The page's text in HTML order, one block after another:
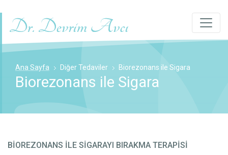
Ana Sayfa Diğer Tedaviler Biorezonans ile Sigara
Biorezonans ile Sigara
BİOREZONANS İLE SİGARAYI BIRAKMA TERAPİSİ